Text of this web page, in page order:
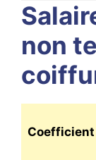
non
Coefficient